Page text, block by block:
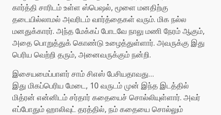
கார்த்தி சாரிடம் உள்ள ஸ்பெஷல், மூளை மனதிற்கு
தடையில்லாமல் அவரிடம் வார்த்தைகள் வரும். மிக நல்ல
மனதுக்காரர். அந்த மேக்கப் போடவே நாலு மணி நேரம் ஆகும்,
அதை பொறுத்துக் கொண்டு உழைத்துள்ளார். அவருக்கு இது
பெரிய வெற்றி தரும், அனைவருக்கும் நன்றி.
இசையமைப்பாளர் சாம் சிஎஸ் பேசியதாவது…
இது மிகப்பெரிய மேடை, 10 வருடம் முன் இந்த இடத்தில்
மித்ரன் என்னிடம் சர்தார் கதையைச் சொல்லியுள்ளார். அவர்
எப்போதும் ஹாலிவுட் தரத்தில், நம் கதையை சொல்லும்